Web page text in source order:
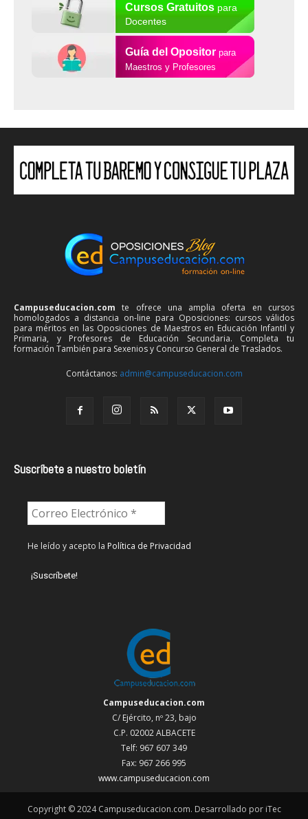
Cursos Gratuitospara
Docentes
Guía del Opositor para
Maestros y Profesores
Campuseducacion.com te ofrece una amplia oferta en cursos
homologados a distancia on-line para Oposiciones: cursos válidos
para méritos en las Oposiciones de Maestros en Educación Infantil y
Primaria, y Profesores de Educación Secundaria. Completa tu
formación También para Sexenios y Concurso General de Traslados.
Contáctanos: admin@campuseducacion.com
Suscríbete a nuestro boletín
He leído y acepto la Política de Privacidad
Campuseducacion.com
C/ Ejército, nº 23, bajo
C.P. 02002 ALBACETE
Telf: 967 607 349
Fax: 967 266 995
www.campuseducacion.com
Copyright © 2024 Campuseducacion.com. Desarrollado por iTec